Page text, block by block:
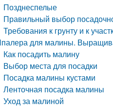
Позднеспелые
Правильный выбор
Требования к грунту и к
для малины.
Как посадить малину
Выбор места для посадки
Посадка малины кустами
Ленточная посадка малины
Уход за малиной